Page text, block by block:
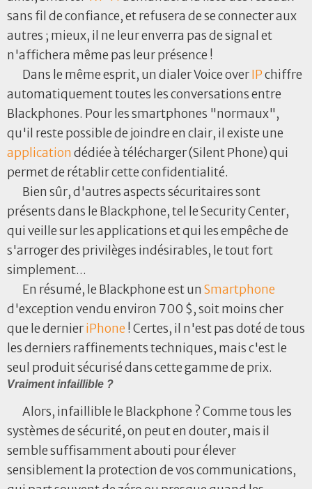
sans fil de confiance, et refusera de se connecter aux
autres ; mieux, il ne leur enverra pas de signal et
n'affichera même pas leur présence !
Dans le même esprit, un dialer Voice overIPchiffre
automatiquement toutes les conversations entre
Blackphones. Pour les smartphones "normaux",
qu'il reste possible de joindre en clair, il existe une
applicationdédiée à télécharger (Silent Phone) qui
permet de rétablir cette confidentialité.
Bien sûr, d'autres aspects sécuritaires sont
présents dans le Blackphone, tel le Security Center,
qui veille sur les applications et qui les empêche de
s'arroger des privilèges indésirables, le tout fort
simplement...
En résumé, le Blackphone est unSmartphone
d'exception vendu environ 700 $, soit moins cher
que le dernieriPhone ! Certes, il n'est pas doté de tous
les derniers raffinements techniques, mais c'est le
seul produit sécurisé dans cette gamme de prix.
Vraiment infaillible ?
Alors, infaillible le Blackphone ? Comme tous les
systèmes de sécurité, on peut en douter, mais il
semble suffisamment abouti pour élever
sensiblement la protection de vos communications,